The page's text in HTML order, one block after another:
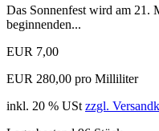
Das Sonnenfest wird am 21.
beginnenden...
EUR 7,00
EUR 280,00 pro Milliliter
inkl. 20 % USt zzgl.